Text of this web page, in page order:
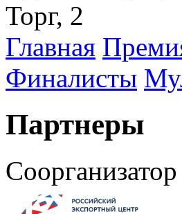
Торг, 2
Главная
Финалисты
Партнеры
Соорганизатор